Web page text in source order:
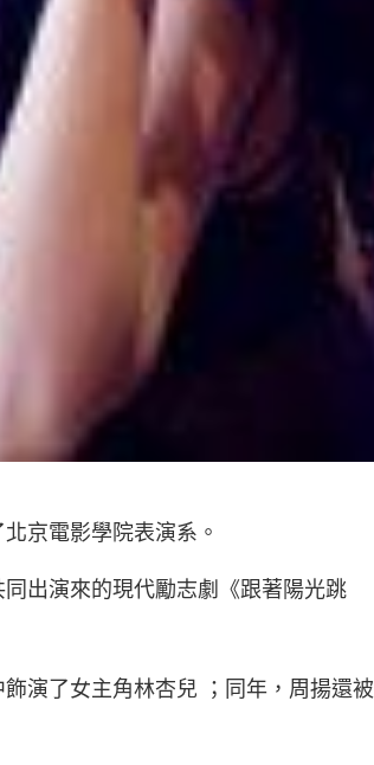
京電影學院表演系。
出演來的現代勵志劇《跟著陽光跳
演了女主角林杏兒 ；同年，周揚還被